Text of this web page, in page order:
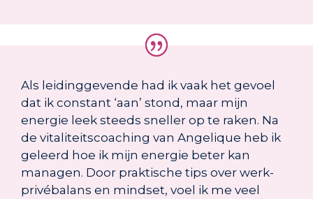
Als leidinggevende had ik vaak het gevoel
dat ik constant ‘aan’ stond, maar mijn
energie leek steeds sneller op te raken. Na
de vitaliteitscoaching van Angelique heb ik
geleerd hoe ik mijn energie beter kan
managen. Door praktische tips over werk-
privébalans en mindset, voel ik me veel